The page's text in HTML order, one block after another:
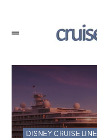
DISNEY CRUISE LINE